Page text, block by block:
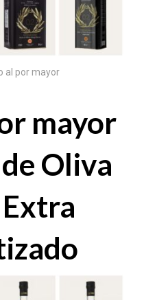
al por mayor
mayor
Oliva